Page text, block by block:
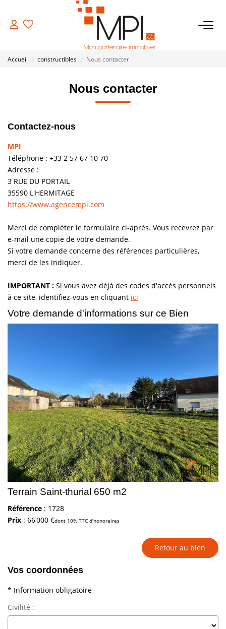
VENTES
Biens Vendus
ESTIMATION
Vendre
Louer/faire Gérer
Nos Outils Pour Vendre
Recrutement
Accueil constructibles Nous contacter
Nous contacter
Contactez-nous
MPI
Téléphone : +33 2 57 67 10 70
Adresse :
3 RUE DU PORTAIL
35590 L'HERMITAGE
https://www.agencempi.com
Merci de compléter le formulaire ci-après. Vous recevrez par
e-mail une copie de votre demande.
Si votre demande concerne des références particulières,
merci de les indiquer.
IMPORTANT : Si vous avez déjà des codes d'accés personnels
à ce site, identifiez-vous en cliquant ici
Votre demande d'informations sur ce Bien
Terrain Saint-thurial 650 m2
Référence : 1728
Prix : 66 000 €dont 10% TTC d'honoraires
Retour au bien
Vos coordonnées
* Information obligatoire
Civilité :